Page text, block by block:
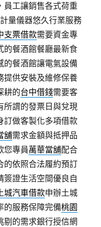
員工讓銷售各式荷重
量儀器悠久行業服務
支票借款需要資金專
的餐酒館餐廳最新食
的餐酒館讓電氣設備
提供安裝及維修保養
耕的台中借錢需要客
所謂的發票日與兌現
訂做客製化多項借款
舖需求金額與抵押品
您專員萬華當舖配合
的依照合法履約預訂
簽證生活空間優良自
城汽車借款申辦土城
的服務保障完備桃園
剔的需求銀行授信網